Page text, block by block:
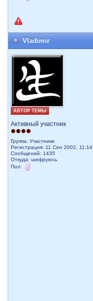
Vladimir
АВТОР ТЕМЫ
Активный участник
Группа: Участники
Регистрация: 11 Сен 2002, 11:14
Сообщений: 1435
Откуда: шифруюсь
Пол: